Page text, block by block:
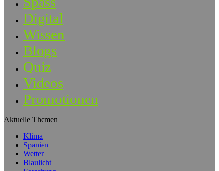
Digital
Wissen
Blogs
Quiz
Videos
Promotionen
Aktuelle Themen
Klima
Spanien
Wetter
Blaulicht